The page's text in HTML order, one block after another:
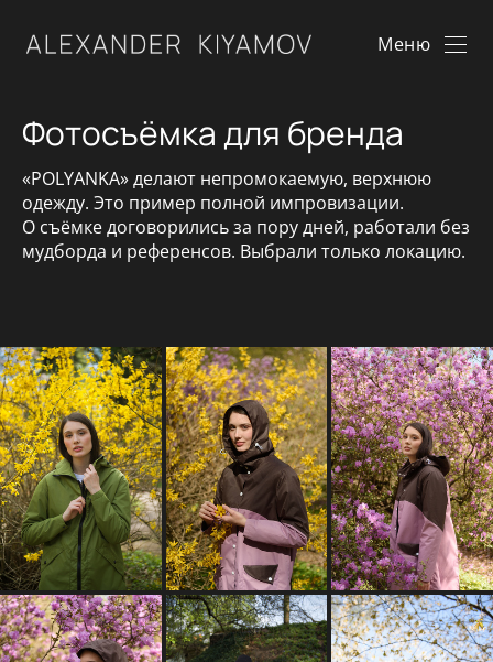
Меню
Фотосъёмка для бренда
«POLYANKA» делают непромокаемую, верхнюю
одежду. Это пример полной импровизации.
О съёмке договорились за пору дней, работали без
мудборда и референсов. Выбрали только локацию.